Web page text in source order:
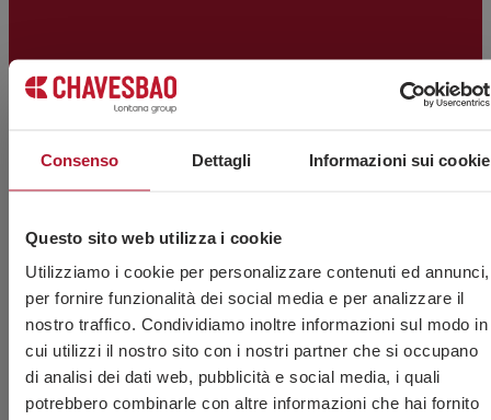
Consenso Dettagli Informazioni sui cookie
Questo sito web utilizza i cookie
Utilizziamo i cookie per personalizzare contenuti ed annunci,
per fornire funzionalità dei social media e per analizzare il
nostro traffico. Condividiamo inoltre informazioni sul modo in
cui utilizzi il nostro sito con i nostri partner che si occupano
di analisi dei dati web, pubblicità e social media, i quali
potrebbero combinarle con altre informazioni che hai fornito
Sarrikola. 48195 Larrabetzu - Bizkaia – Spagna oppure tramite email a:
info@chavesbao.com.
C/ Bizkargi, 6 Polígono
Industrial Sarrikola 48195
Spagna
info@chavesbao.com
(+34) 944 123 456
VEDI MAPPA
MAGAZZINO
Viti
Accessori per fune e
catena
Altri prodotti